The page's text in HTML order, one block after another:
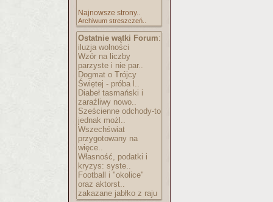
Najnowsze strony..
Archiwum streszczeń..
Ostatnie wątki Forum:
iluzja wolności
Wzór na liczby
parzyste i nie par..
Dogmat o Trójcy
Świętej - próba l..
Diabeł tasmański i
zaraźliwy nowo..
Sześcienne odchody-to
jednak możl..
Wszechświat
przygotowany na
więce..
Własność, podatki i
kryzys: syste..
Football i "okolice"
oraz aktorst..
zakazane jabłko z raju